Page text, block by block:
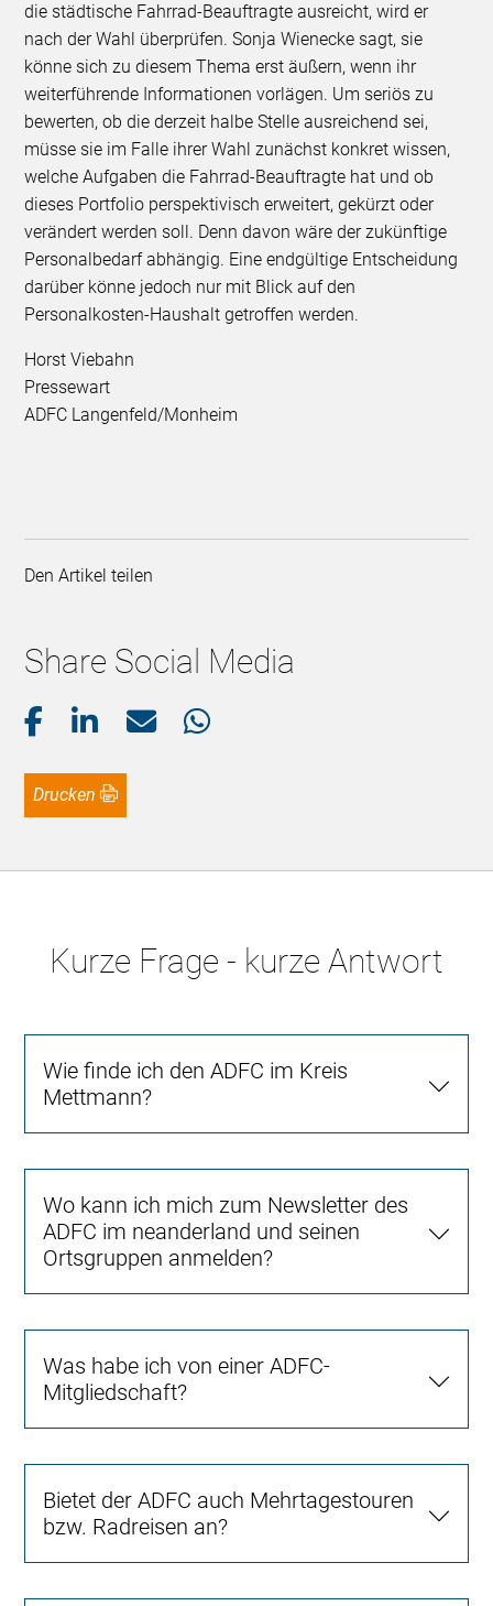
die städtische Fahrrad-Beauftragte ausreicht, wird er
nach der Wahl überprüfen. Sonja Wienecke sagt, sie
könne sich zu diesem Thema erst äußern, wenn ihr
weiterführende Informationen vorlägen. Um seriös zu
bewerten, ob die derzeit halbe Stelle ausreichend sei,
müsse sie im Falle ihrer Wahl zunächst konkret wissen,
welche Aufgaben die Fahrrad-Beauftragte hat und ob
dieses Portfolio perspektivisch erweitert, gekürzt oder
verändert werden soll. Denn davon wäre der zukünftige
Personalbedarf abhängig. Eine endgültige Entscheidung
darüber könne jedoch nur mit Blick auf den
Personalkosten-Haushalt getroffen werden.
Horst Viebahn
Pressewart
ADFC Langenfeld/Monheim
Den Artikel teilen
Share Social Media
Drucken
Kurze Frage - kurze Antwort
Wie finde ich den ADFC im Kreis
Mettmann?
Wo kann ich mich zum Newsletter des
ADFC im neanderland und seinen
Ortsgruppen anmelden?
Was habe ich von einer ADFC-
Mitgliedschaft?
Bietet der ADFC auch Mehrtagestouren
bzw. Radreisen an?